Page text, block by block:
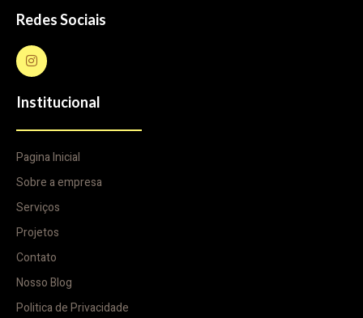
Redes Sociais
Institucional
Pagina Inicial
Sobre a empresa
Serviços
Projetos
Contato
Nosso Blog
Politica de Privacidade